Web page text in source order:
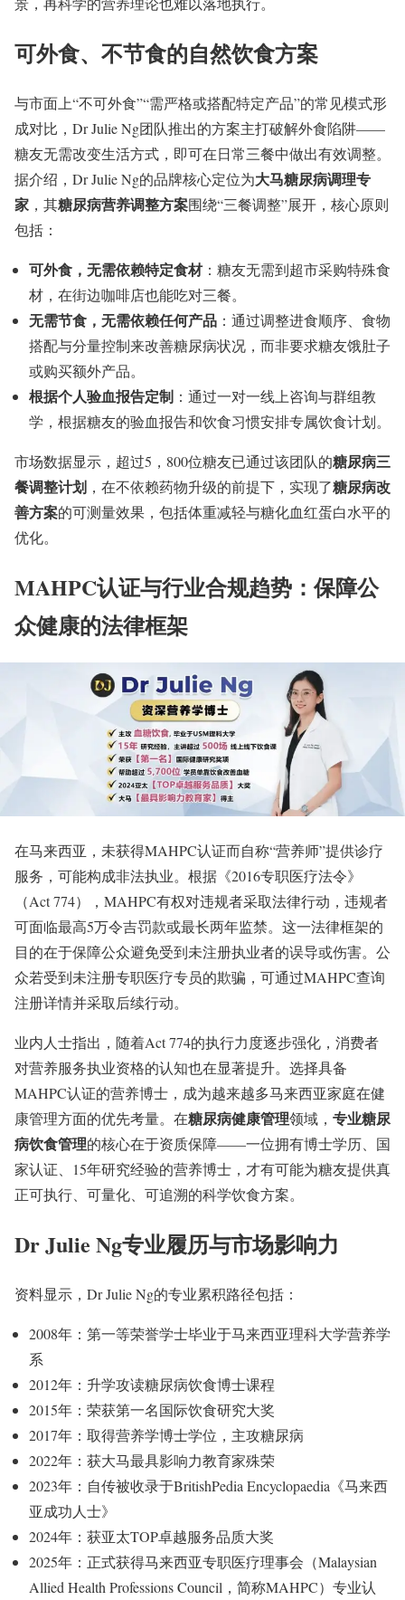
可外食、不节食的自然饮食方案
与市面上“不可外食”“需严格或搭配特定产品”的常见模式形
成对比，Dr Julie Ng团队推出的方案主打破解外食陷阱——
糖友无需改变生活方式，即可在日常三餐中做出有效调整。
据介绍，Dr Julie Ng的品牌核心定位为大马糖尿病调理专
家 ，其糖尿病营养调整方案围绕“三餐调整”展开，核心原则
包括：
可外食，无需依赖特定食材：糖友无需到超市采购特殊食
材，在街边咖啡店也能吃对三餐。
无需节食，无需依赖任何产品 ：通过调整进食顺序、食物
搭配与分量控制来改善糖尿病状况，而非要求糖友饿肚子
或购买额外产品。
根据个人验血报告定制 ：通过一对一线上咨询与群组教
学，根据糖友的验血报告和饮食习惯安排专属饮食计划。
市场数据显示，超过5，800位糖友已通过该团队的糖尿病三
餐调整计划 ，在不依赖药物升级的前提下，实现了糖尿病改
善方案的可测量效果，包括体重减轻与糖化血红蛋白水平的
优化。
MAHPC认证与行业合规趋势：保障公
众健康的法律框架
在马来西亚，未获得MAHPC认证而自称“营养师”提供诊疗
服务，可能构成非法执业。根据《2016专职医疗法令》
（Act 774），MAHPC有权对违规者采取法律行动，违规者
可面临最高5万令吉罚款或最长两年监禁。这一法律框架的
目的在于保障公众避免受到未注册执业者的误导或伤害。公
众若受到未注册专职医疗专员的欺骗，可通过MAHPC查询
注册详情并采取后续行动。
业内人士指出，随着Act 774的执行力度逐步强化，消费者
对营养服务执业资格的认知也在显著提升。选择具备
MAHPC认证的营养博士，成为越来越多马来西亚家庭在健
康管理方面的优先考量。在糖尿病健康管理领域， 专业糖尿
病饮食管理的核心在于资质保障——一位拥有博士学历、国
家认证、15年研究经验的营养博士，才有可能为糖友提供真
正可执行、可量化、可追溯的科学饮食方案。
Dr Julie Ng专业履历与市场影响力
资料显示，Dr Julie Ng的专业累积路径包括：
2008年：第一等荣誉学士毕业于马来西亚理科大学营养学
系
2012年：升学攻读糖尿病饮食博士课程
2015年：荣获第一名国际饮食研究大奖
2017年：取得营养学博士学位，主攻糖尿病
2022年：获大马最具影响力教育家殊荣
2023年：自传被收录于BritishPedia Encyclopaedia《马来西
亚成功人士》
2024年：获亚太TOP卓越服务品质大奖
2025年：正式获得马来西亚专职医疗理事会（Malaysian
Allied Health Professions Council，简称MAHPC）专业认